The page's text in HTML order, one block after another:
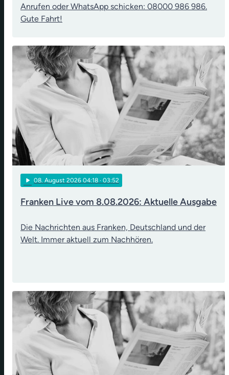
Anrufen oder WhatsApp schicken: 08000 986 986.
Gute Fahrt!
play_arrow 08. August 2026 04:18 · 03:52
Franken Live vom 8.08.2026: Aktuelle Ausgabe
Die Nachrichten aus Franken, Deutschland und der
Welt. Immer aktuell zum Nachhören.